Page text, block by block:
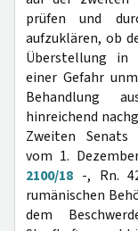
prüfen und
aufzuklären, ob
Überstellung in
einer Gefahr
Behandlung
hinreichend
Zweiten Senats
vom 1.
2100/18 -, Rn.
rumänischen
dem